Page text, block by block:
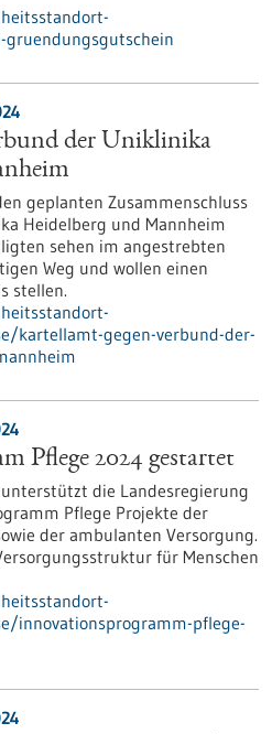
der Uniklinika
geplanten Zusammenschluss
Heidelberg und Mannheim
sehen im angestrebten
Weg und wollen einen
stellen.
kartellamt-gegen-verbund-der-
Pflege 2024 gestartet
die Landesregierung
Pflege Projekte der
der ambulanten Versorgung.
für Menschen
innovationsprogramm-pflege-